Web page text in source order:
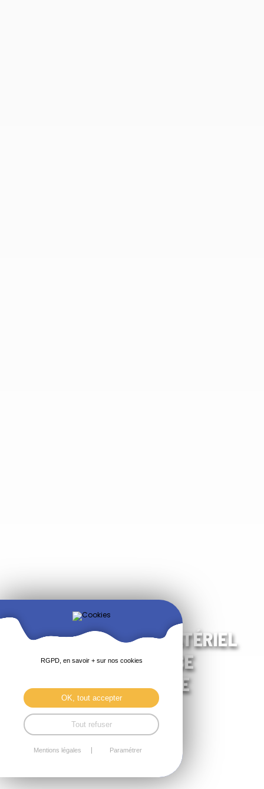
FORMATION EBP, MATÉRIEL
ET ASSISTANCE
INFORMATIQUE
RGPD, en savoir + sur nos cookies
OK, tout accepter
Tout refuser
Mentions légales Paramétrer